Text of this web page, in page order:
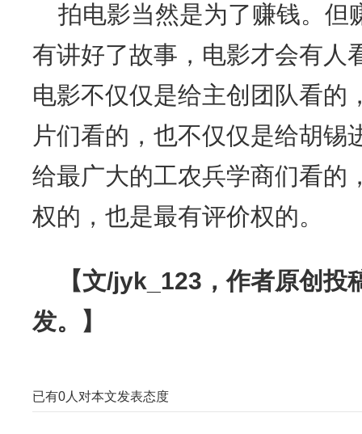
拍电影当然是为了赚钱。但
有讲好了故事，电影才会有人
电影不仅仅是给主创团队看的
片们看的，也不仅仅是给胡锡
给最广大的工农兵学商们看的
权的，也是最有评价权的。
【文/jyk_123，作者原创投
发。】
已有0 人对本文发表态度